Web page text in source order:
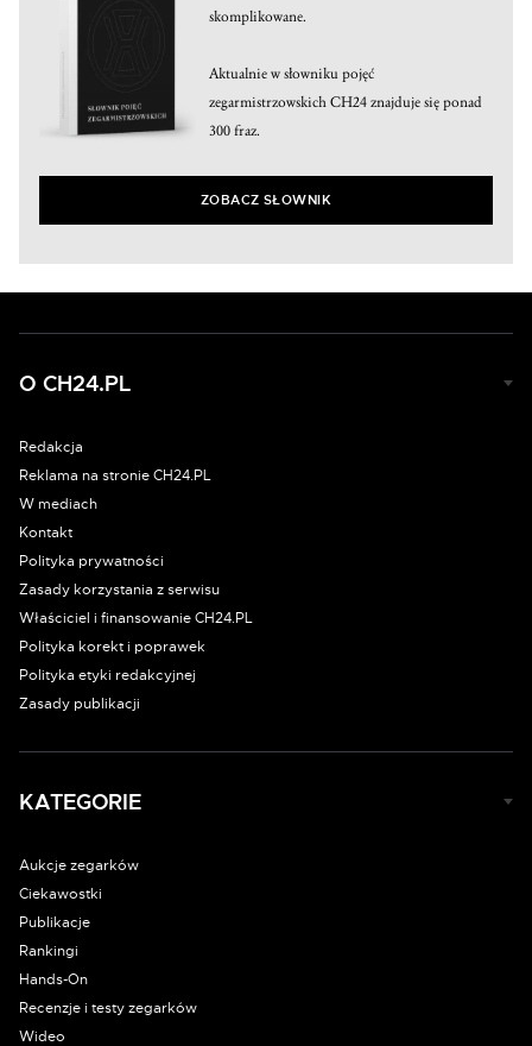
skomplikowane.
Aktualnie w słowniku pojęć
zegarmistrzowskich CH24 znajduje się ponad
300 fraz.
ZOBACZ SŁOWNIK
O CH24.PL
Redakcja
Reklama na stronie CH24.PL
W mediach
Kontakt
Polityka prywatności
Zasady korzystania z serwisu
Właściciel i finansowanie CH24.PL
Polityka korekt i poprawek
Polityka etyki redakcyjnej
Zasady publikacji
KATEGORIE
Aukcje zegarków
Ciekawostki
Publikacje
Rankingi
Hands-On
Recenzje i testy zegarków
Wideo